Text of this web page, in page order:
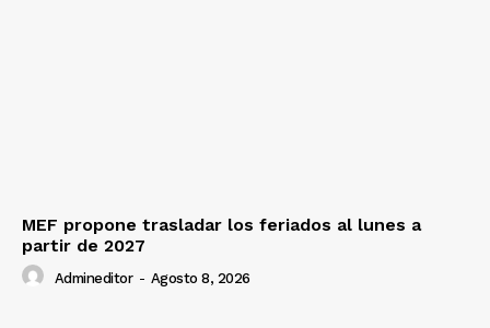
MEF propone trasladar los feriados al lunes a
partir de 2027
Admineditor - Agosto 8, 2026